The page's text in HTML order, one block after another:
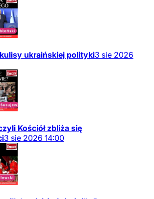
ukraińskiej polityki3 sie 2026
Kościół zbliża się
3 sie 2026 14:00